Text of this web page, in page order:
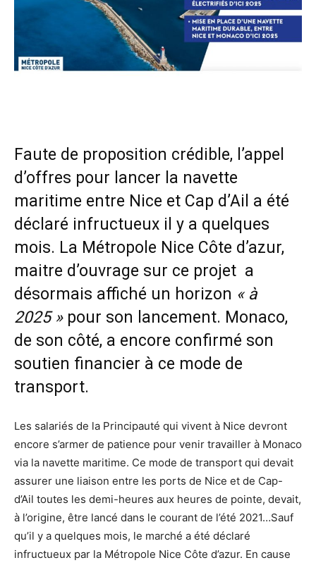
Faute de proposition crédible, l’appel
d’offres pour lancer la navette
maritime entre Nice et Cap d’Ail a été
déclaré infructueux il y a quelques
mois. La Métropole Nice Côte d’azur,
maitre d’ouvrage sur ce projet a
désormais affiché un horizon « à
2025 » pour son lancement. Monaco,
de son côté, a encore confirmé son
soutien financier à ce mode de
transport.
Les salariés de la Principauté qui vivent à Nice devront
encore s’armer de patience pour venir travailler à Monaco
via la navette maritime. Ce mode de transport qui devait
assurer une liaison entre les ports de Nice et de Cap-
d’Ail toutes les demi-heures aux heures de pointe, devait,
à l’origine, être lancé dans le courant de l’été 2021…Sauf
qu’il y a quelques mois, le marché a été déclaré
infructueux par la Métropole Nice Côte d’azur. En cause